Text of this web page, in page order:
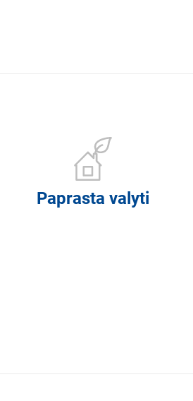
Paprasta valyti